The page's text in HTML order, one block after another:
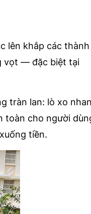
lên khắp các
vọt — đặc biệt tại
tràn lan: lò xo
toàn cho người
tiền.